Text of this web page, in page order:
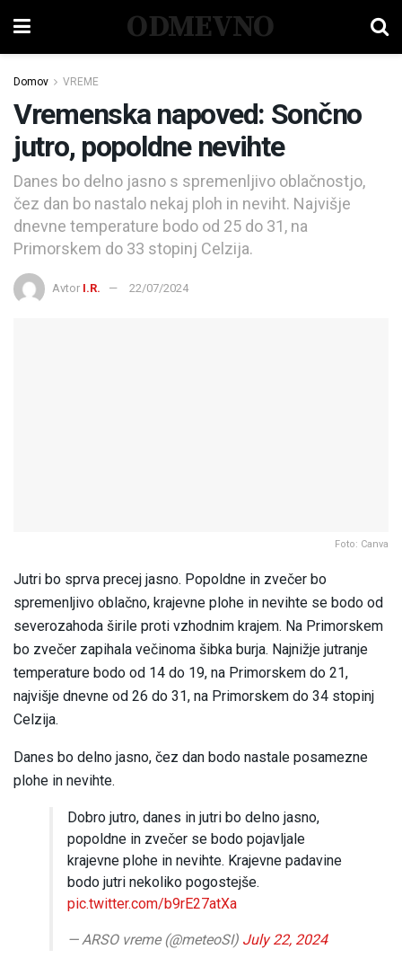
ODMEVNO
Domov VREME
Vremenska napoved: Sončno
jutro, popoldne nevihte
Danes bo delno jasno s spremenljivo oblačnostjo,
čez dan bo nastalo nekaj ploh in neviht. Najvišje
dnevne temperature bodo od 25 do 31, na
Primorskem do 33 stopinj Celzija.
Avtor I.R. 22/07/2024
Foto: Canva
Jutri bo sprva precej jasno. Popoldne in zvečer bo
spremenljivo oblačno, krajevne plohe in nevihte se bodo od
severozahoda širile proti vzhodnim krajem. Na Primorskem
bo zvečer zapihala večinoma šibka burja. Najnižje jutranje
temperature bodo od 14 do 19, na Primorskem do 21,
najvišje dnevne od 26 do 31, na Primorskem do 34 stopinj
Celzija.
Danes bo delno jasno, čez dan bodo nastale posamezne
plohe in nevihte.
Dobro jutro, danes in jutri bo delno jasno,
popoldne in zvečer se bodo pojavljale
krajevne plohe in nevihte. Krajevne padavine
bodo jutri nekoliko pogostejše.
pic.twitter.com/b9rE27atXa
— ARSO vreme (@meteoSI) July 22, 2024